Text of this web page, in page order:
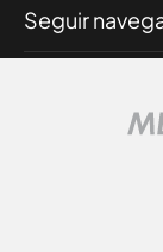
Seguir